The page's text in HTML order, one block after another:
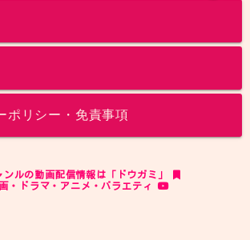
ポリシー・免責事項
ンルの動画配信情報は「ドウガミ」
・ドラマ・アニメ・バラエティ